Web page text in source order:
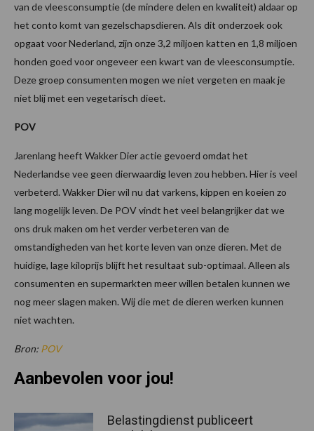
van de vleesconsumptie (de mindere delen en kwaliteit) aldaar op
het conto komt van gezelschapsdieren. Als dit onderzoek ook
opgaat voor Nederland, zijn onze 3,2 miljoen katten en 1,8 miljoen
honden goed voor ongeveer een kwart van de vleesconsumptie.
Deze groep consumenten mogen we niet vergeten en maak je
niet blij met een vegetarisch dieet.
POV
Jarenlang heeft Wakker Dier actie gevoerd omdat het
Nederlandse vee geen dierwaardig leven zou hebben. Hier is veel
verbeterd. Wakker Dier wil nu dat varkens, kippen en koeien zo
lang mogelijk leven. De POV vindt het veel belangrijker dat we
ons druk maken om het verder verbeteren van de
omstandigheden van het korte leven van onze dieren. Met de
huidige, lage kiloprijs blijft het resultaat sub-optimaal. Alleen als
consumenten en supermarkten meer willen betalen kunnen we
nog meer slagen maken. Wij die met de dieren werken kunnen
niet wachten.
Bron: POV
Aanbevolen voor jou!
Belastingdienst publiceert